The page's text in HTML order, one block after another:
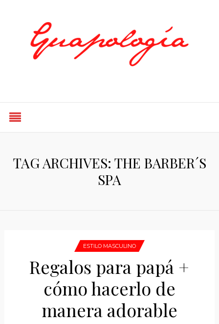
TAG ARCHIVES: THE BARBER´S
SPA
ESTILO MASCULINO
Regalos para papá +
cómo hacerlo de
manera adorable